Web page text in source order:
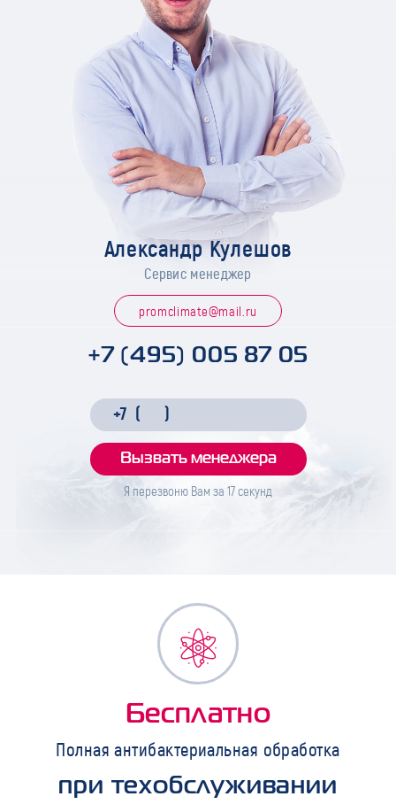
Александр Кулешов
Сервис менеджер
promclimate@mail.ru
+7 (495) 005 87 05
Я перезвоню Вам за 17секунд
Бесплатно
Полная антибактериальная обработка
при техобслуживании